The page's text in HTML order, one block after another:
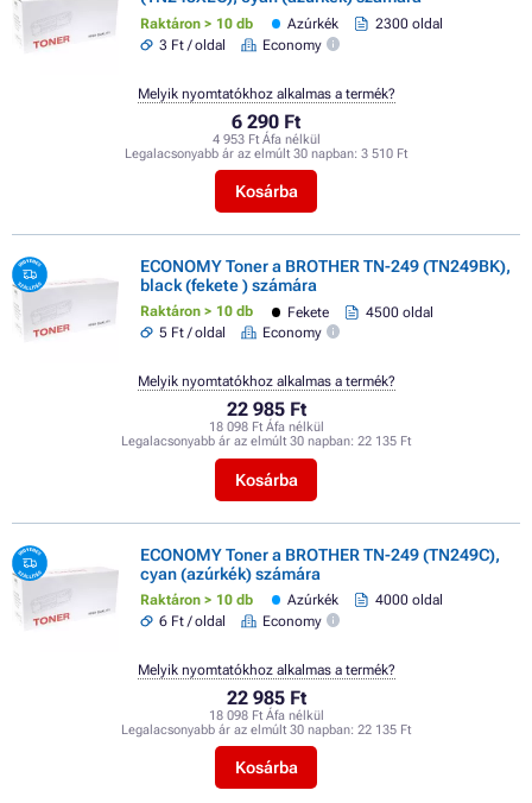
Raktáron > 10 db Azúrkék
2300 oldal
3 Ft / oldal
Economy
6 290 Ft
4 953 Ft Áfa nélkül
Legalacsonyabb ár az elmúlt 30 napban: 3 510 Ft
Kosárba
Melyik nyomtatókhoz alkalmas a termék?
ECONOMY Toner a BROTHER TN-249 (TN249BK),
black (fekete ) számára
Raktáron > 10 db Fekete
4500 oldal
5 Ft / oldal
Economy
22 985 Ft
18 098 Ft Áfa nélkül
Legalacsonyabb ár az elmúlt 30 napban: 22 135 Ft
Kosárba
Melyik nyomtatókhoz alkalmas a termék?
ECONOMY Toner a BROTHER TN-249 (TN249C),
cyan (azúrkék) számára
Raktáron > 10 db Azúrkék
4000 oldal
6 Ft / oldal
Economy
22 985 Ft
18 098 Ft Áfa nélkül
Legalacsonyabb ár az elmúlt 30 napban: 22 135 Ft
Kosárba
Melyik nyomtatókhoz alkalmas a termék?